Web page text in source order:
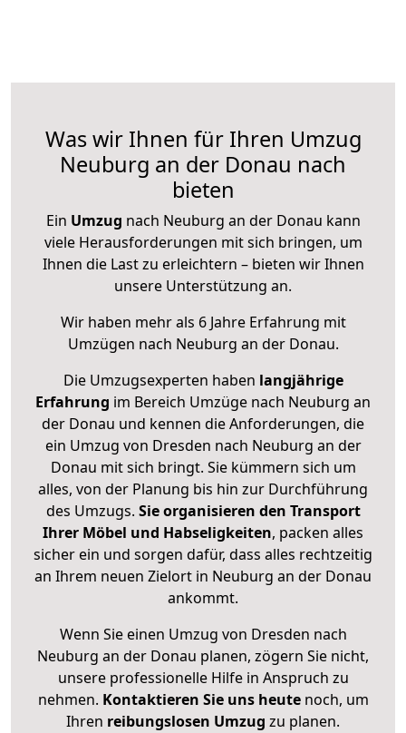
Was wir Ihnen für Ihren Umzug
Neuburg an der Donau nach
bieten
Ein Umzug nach Neuburg an der Donau kann
viele Herausforderungen mit sich bringen, um
Ihnen die Last zu erleichtern – bieten wir Ihnen
unsere Unterstützung an.
Wir haben mehr als 6 Jahre Erfahrung mit
Umzügen nach Neuburg an der Donau.
Die Umzugsexperten haben langjährige
Erfahrung im Bereich Umzüge nach Neuburg an
der Donau und kennen die Anforderungen, die
ein Umzug von Dresden nach Neuburg an der
Donau mit sich bringt. Sie kümmern sich um
alles, von der Planung bis hin zur Durchführung
des Umzugs. Sie organisieren den Transport
Ihrer Möbel und Habseligkeiten, packen alles
sicher ein und sorgen dafür, dass alles rechtzeitig
an Ihrem neuen Zielort in Neuburg an der Donau
ankommt.
Wenn Sie einen Umzug von Dresden nach
Neuburg an der Donau planen, zögern Sie nicht,
unsere professionelle Hilfe in Anspruch zu
nehmen. Kontaktieren Sie uns heutenoch, um
Ihren reibungslosen Umzug zu planen.